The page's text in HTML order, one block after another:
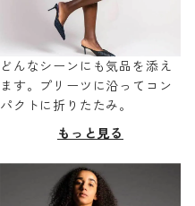
どんなシーンにも気品を添え
ます。プリーツに沿ってコン
パクトに折りたたみ。
もっと見る